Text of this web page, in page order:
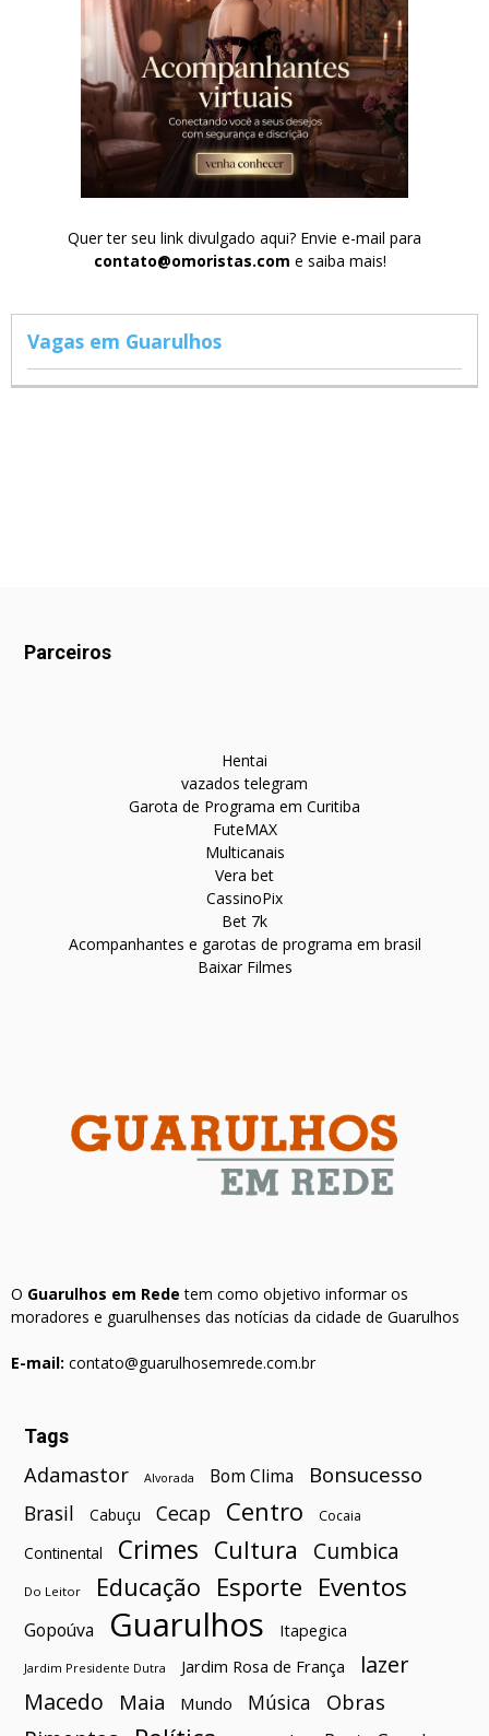
Quer ter seu link divulgado aqui? Envie e-mail para
contato@omoristas.com e saiba mais!
Vagas em Guarulhos
Parceiros
Hentai
vazados telegram
Garota de Programa em Curitiba
FuteMAX
Multicanais
Vera bet
CassinoPix
Bet 7k
Acompanhantes e garotas de programa em brasil
Baixar Filmes
O Guarulhos em Rede tem como objetivo informar os
moradores e guarulhenses das notícias da cidade de Guarulhos
E-mail: contato@guarulhosemrede.com.br
Tags
Adamastor Alvorada Bom Clima Bonsucesso
Brasil Cabuçu Cecap Centro Cocaia
Continental Crimes Cultura Cumbica
Do Leitor Educação Esporte Eventos
Gopoúva Guarulhos Itapegica
Jardim Presidente Dutra Jardim Rosa de França
lazer
Macedo
Maia Mundo Música Obras